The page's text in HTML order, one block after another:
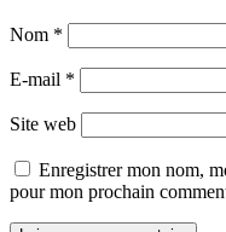
Nom *
E-mail *
Site web
Enregistrer mon nom,
pour mon prochain